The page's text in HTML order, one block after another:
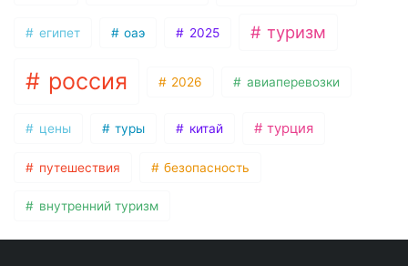
египет оаэ 2025 туризм
россия 2026 авиаперевозки
цены туры китай турция
путешествия безопасность
внутренний туризм